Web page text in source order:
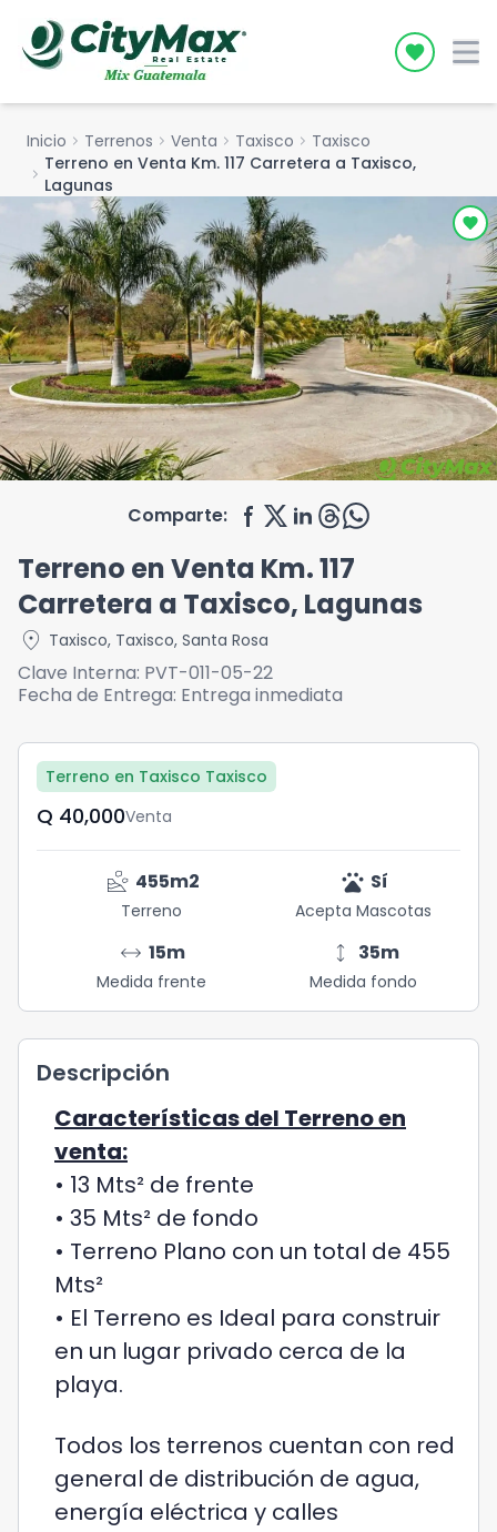
Icon
Inicio chevron_right Terrenos chevron_right Venta chevron_right Taxisco chevron_right Taxisco
chevron_right Terreno en Venta Km. 117 Carretera a Taxisco,
Lagunas
Comparte:
Terreno en Venta Km. 117
Carretera a Taxisco, Lagunas
location_on Taxisco, Taxisco, Santa Rosa
Clave Interna: PVT-011-05-22
Fecha de Entrega: Entrega inmediata
Terreno en Taxisco Taxisco
Q	40,000Venta
landslide 455m2
Terreno
pets Sí
Acepta Mascotas
arrow_range 15m
Medida frente
height 35m
Medida fondo
Descripción
Características del Terreno en
venta:
• 13 Mts² de frente
• 35 Mts² de fondo
• Terreno Plano con un total de 455
Mts²
• El Terreno es Ideal para construir
en un lugar privado cerca de la
playa.
Todos los terrenos cuentan con red
general de distribución de agua,
energía eléctrica y calles